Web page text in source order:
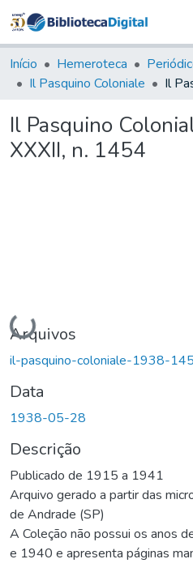
&
Início Hemeroteca
Il Pasquino Coloniale
Il Pasquino
XXXII, n. 1454
Carregando...
Arquivos
il-pasquino-coloniale-1938-
Data
1938-05-28
Descrição
Publicado de 1915 a 1941
Arquivo gerado a partir das
de Andrade (SP)
A Coleção não possui os
e 1940 e apresenta páginas